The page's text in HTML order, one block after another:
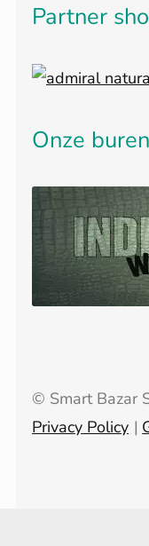
Partner
Onze buren
© Smart Bazar
Privacy Policy